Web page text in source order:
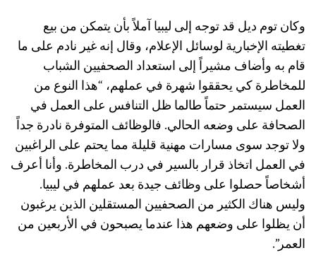
وكان توم ديل قد توجه إلى ليبيا آملاً بأن يتمكن من بيع
تغطيته الإخبارية لوسائل الإعلام، وقال إنه غير نادم على ما
قام به وأضاف مشيراً إلى استعداد الصحفيين الشباب
للمخاطرة كي يحققوا شهرة في عملهم، “هذا النوع من
العمل سيستمر حتماً طالما ظل التنافس على العمل في
الصحافة على وضعه الحالي. فالوظائف المتوفرة نادرة جداً
ولا توجد سوى مسارات مهنية قليلة مما يحتم على الراغبين
في العمل اتخاذ قرار بالسير في درب المخاطرة. وأنا أعرف
أشخاصاً حصلوا على وظائف جيدة بعد عملهم في ليبيا.
وليس هناك الكثير من الصحفيين المستقلين الذين يرغبون
أن يظلوا على وضعهم هذا عندما يصبحون في الأربعين من
العمر”.